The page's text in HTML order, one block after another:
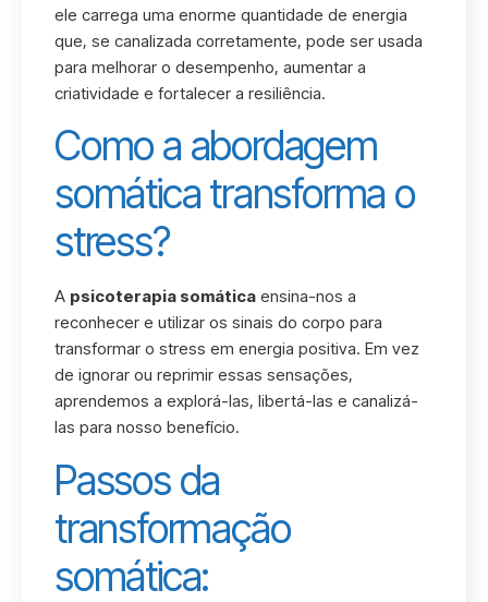
ele carrega uma enorme quantidade de energia
que, se canalizada corretamente, pode ser usada
para melhorar o desempenho, aumentar a
criatividade e fortalecer a resiliência.
Como a abordagem
somática transforma o
stress?
A psicoterapia somática ensina-nos a
reconhecer e utilizar os sinais do corpo para
transformar o stress em energia positiva. Em vez
de ignorar ou reprimir essas sensações,
aprendemos a explorá-las, libertá-las e canalizá-
las para nosso benefício.
Passos da
transformação
somática: